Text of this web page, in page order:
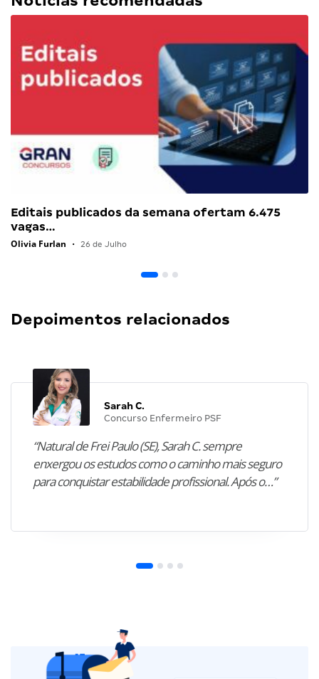
Editais publicados da semana ofertam 6.475
vagas…
Olivia Furlan • 26 de Julho
Depoimentos relacionados
Sarah C.
Concurso Enfermeiro PSF
“Natural de Frei Paulo (SE), Sarah C. sempre
enxergou os estudos como o caminho mais seguro
para conquistar estabilidade profissional. Após o…”